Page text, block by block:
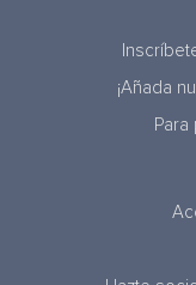
¡Añada